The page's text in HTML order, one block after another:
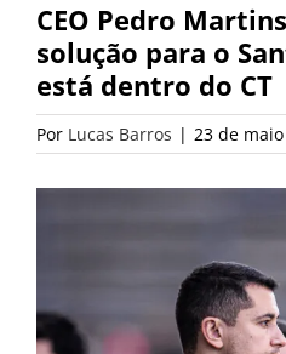
CEO Pedro
solução para o
está dentro do CT
Por Lucas Barros | 23 de